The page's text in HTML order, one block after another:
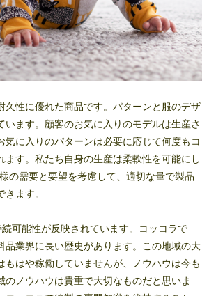
久性に優れた商品です。パターンと服のデザ
います。顧客のお気に入りのモデルは生産さ
気に入りのパターンは必要に応じて何度もコ
ます。私たち自身の生産は柔軟性を可能にし
の需要と要望を考慮して、適切な量で製品
ます。
可能性が反映されています。コッコラで
品業界に長い歴史があります。この地域の大
もはや稼働していませんが、ノウハウは今も
のノウハウは貴重で大切なものだと思いま